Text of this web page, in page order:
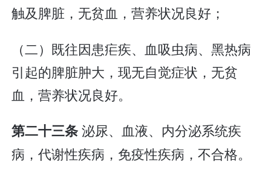
触及脾脏，无贫血，营养状况良好；
（二）既往因患疟疾、血吸虫病、黑热病
引起的脾脏肿大，现无自觉症状，无贫
血，营养状况良好。
第二十三条泌尿、血液、内分泌系统疾
病，代谢性疾病，免疫性疾病，不合格。